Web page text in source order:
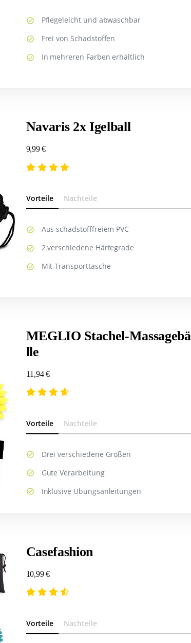
Pflegeleicht und abwaschbar
Frei von Schadstoffen
In mehreren Farben erhältlich
Navaris 2x Igelball
9,99 €
Vorteile Nachteile
Aus schadstofffreiem PVC
2 verschiedene Härtegrade
Mit Transporttasche
MEGLIO Stachel-Massagebä
lle
11,94 €
Vorteile Nachteile
Drei verschiedene Größen
Gute Verarbeitung
Inklusive Übungsanleitungen
Casefashion
10,99 €
Vorteile Nachteile